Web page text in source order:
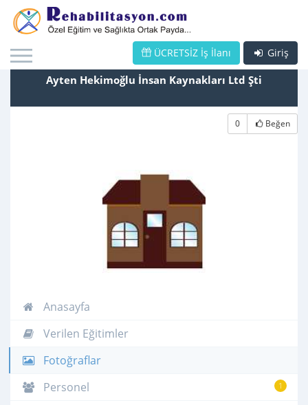
Giriş
ÜCRETSİZ İş İlanı
Ayten Hekimoğlu İnsan Kaynakları Ltd Şti
0 Beğen
Anasayfa
Verilen Eğitimler
Fotoğraflar
1
Personel